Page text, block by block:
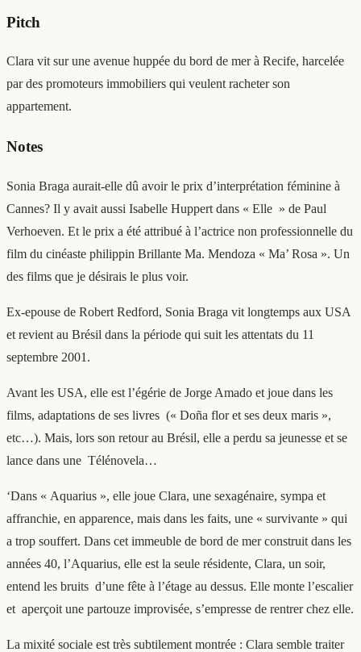
Pitch
Clara vit sur une avenue huppée du bord de mer à Recife, harcelée
par des promoteurs immobiliers qui veulent racheter son
appartement.
Notes
Sonia Braga aurait-elle dû avoir le prix d’interprétation féminine à
Cannes? Il y avait aussi Isabelle Huppert dans « Elle » de Paul
Verhoeven. Et le prix a été attribué à l’actrice non professionnelle du
film du cinéaste philippin Brillante Ma. Mendoza « Ma’ Rosa ». Un
des films que je désirais le plus voir.
Ex-epouse de Robert Redford, Sonia Braga vit longtemps aux USA
et revient au Brésil dans la période qui suit les attentats du 11
septembre 2001.
Avant les USA, elle est l’égérie de Jorge Amado et joue dans les
films, adaptations de ses livres (« Doña flor et ses deux maris »,
etc…). Mais, lors son retour au Brésil, elle a perdu sa jeunesse et se
lance dans une Télénovela…
‘Dans « Aquarius », elle joue Clara, une sexagénaire, sympa et
affranchie, en apparence, mais dans les faits, une « survivante » qui
a trop souffert. Dans cet immeuble de bord de mer construit dans les
années 40, l’Aquarius, elle est la seule résidente, Clara, un soir,
entend les bruits d’une fête à l’étage au dessus. Elle monte l’escalier
et aperçoit une partouze improvisée, s’empresse de rentrer chez elle.
La mixité sociale est très subtilement montrée : Clara semble traiter